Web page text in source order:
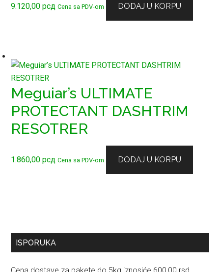
9.120,00рсд Cena sa PDV-om DODAJ U KORPU
Meguiar’s ULTIMATE
PROTECTANT DASHTRIM
RESOTRER
1.860,00рсд Cena sa PDV-om DODAJ U KORPU
Primary
ISPORUKA